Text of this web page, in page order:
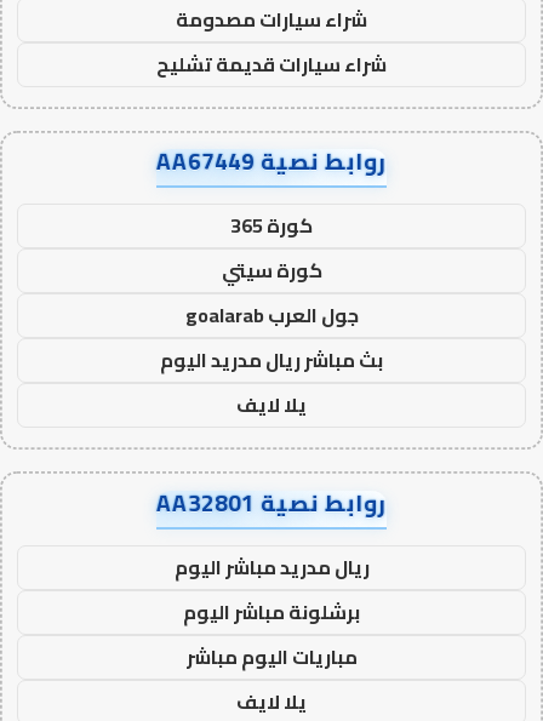
شراء سيارات مصدومة
شراء سيارات قديمة تشليح
روابط نصية AA67449
كورة 365
كورة سيتي
جول العرب goalarab
بث مباشر ريال مدريد اليوم
يلا لايف
روابط نصية AA32801
ريال مدريد مباشر اليوم
برشلونة مباشر اليوم
مباريات اليوم مباشر
يلا لايف